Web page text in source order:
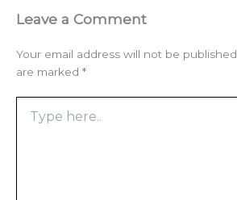
Leave a Comment
Your email address will not be published.
are marked *
here..